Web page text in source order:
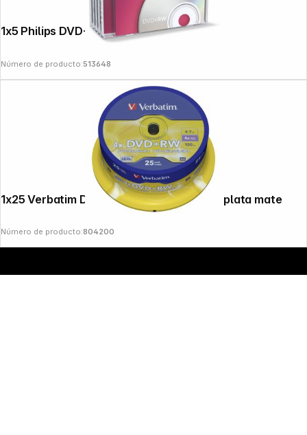
1x5 Philips DVD+RW 4,7GB 4x JC
Número de producto:513648
1x25 Verbatim DVD+RW 4,7GB 4x Speed, plata mate
Número de producto:804200
Copyright © 2000 - 2026 DIFOX. All rights reserved.